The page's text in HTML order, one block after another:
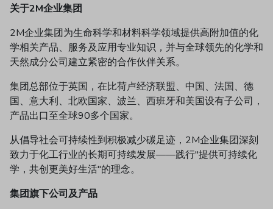
关于2M企业集团
2M企业集团为生命科学和材料科学领域提供高附加值的化
学相关产品、服务及应用专业知识，并与全球领先的化学和
天然成分公司建立紧密的合作伙伴关系。
集团总部位于英国，在比荷卢经济联盟、中国、法国、德
国、意大利、北欧国家、波兰、西班牙和美国设有子公司，
产品出口至全球90多个国家。
从倡导社会可持续性到积极减少碳足迹，2M企业集团深刻
致力于化工行业的长期可持续发展——践行"提供可持续化
学，共创更美好生活"的理念。
集团旗下公司及产品